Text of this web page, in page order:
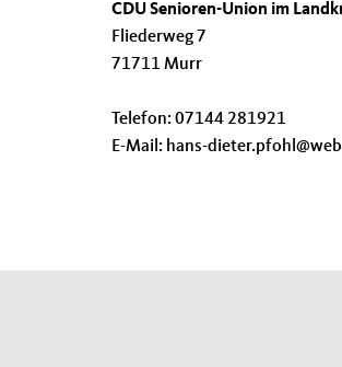
CDU Senioren-Union im
Fliederweg 7
71711 Murr
Telefon: 07144 281921
E-Mail: hans-